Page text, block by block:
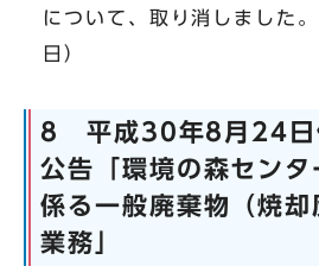
について、取り消しました
日）
8 平成30年8月24日
公告「環境の森センタ
係る一般廃棄物（焼
業務」